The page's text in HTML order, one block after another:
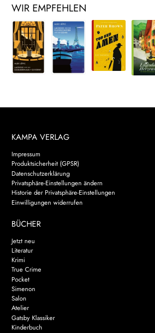
WIR EMPFEHLEN
KAMPA VERLAG
Impressum
Produktsicherheit (GPSR)
Datenschutzerklärung
Privatsphäre-Einstellungen ändern
Historie der Privatsphäre-Einstellungen
Einwilligungen widerrufen
BÜCHER
Jetzt neu
Literatur
Krimi
True Crime
Pocket
Simenon
Salon
Atelier
Gatsby Klassiker
Kinderbuch